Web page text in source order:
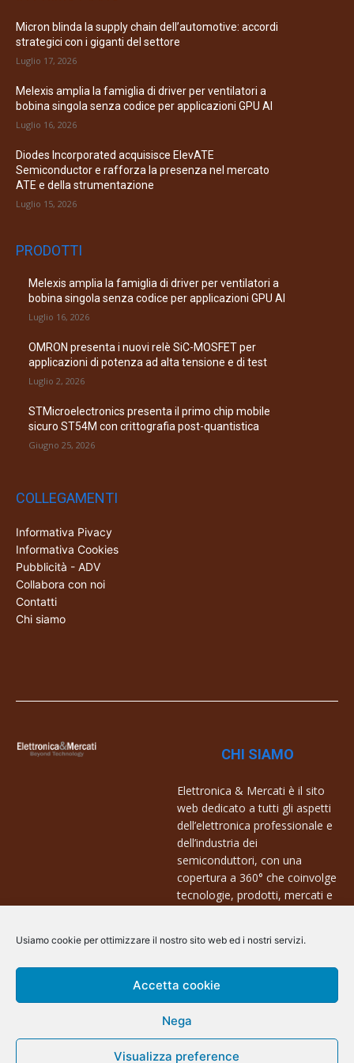
Usiamo cookie per ottimizzare il nostro sito web ed i nostri servizi.
Accetta cookie
Nega
Visualizza preference
Micron blinda la supply chain dell’automotive: accordi
strategici con i giganti del settore
Luglio 17, 2026
Melexis amplia la famiglia di driver per ventilatori a
bobina singola senza codice per applicazioni GPU AI
Luglio 16, 2026
Diodes Incorporated acquisisce ElevATE
Semiconductor e rafforza la presenza nel mercato
ATE e della strumentazione
Luglio 15, 2026
PRODOTTI
Melexis amplia la famiglia di driver per ventilatori a
bobina singola senza codice per applicazioni GPU AI
Luglio 16, 2026
OMRON presenta i nuovi relè SiC-MOSFET per
applicazioni di potenza ad alta tensione e di test
Luglio 2, 2026
STMicroelectronics presenta il primo chip mobile
sicuro ST54M con crittografia post-quantistica
Giugno 25, 2026
COLLEGAMENTI
Informativa Pivacy
Informativa Cookies
Pubblicità - ADV
Collabora con noi
Contatti
Chi siamo
CHI SIAMO
Elettronica & Mercati è il sito
web dedicato a tutti gli aspetti
dell’elettronica professionale e
dell’industria dei
semiconduttori, con una
copertura a 360° che coinvolge
tecnologie, prodotti, mercati e
Contatti:
info@arscommunication.it
@ArsCommunication 2023